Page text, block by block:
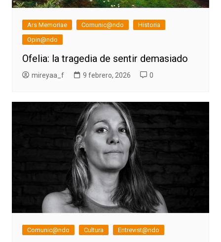
Ars Memoriae Comunic@ndo
Historia
Opin@ndo
Ofelia: la tragedia de sentir demasiado
mireyaa_f 9 febrero, 2026 0
Comunic@ndo Cultura Entrevist@ndo